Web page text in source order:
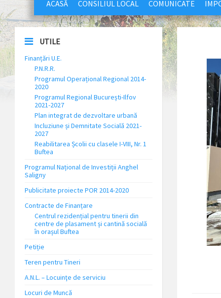
ACASĂ CONSILIUL LOCAL COMUNICATE
UTILE
Finanțări U.E.
P.N.R.R.
Programul Operațional Regional 2014-
2020
Programul Regional București-Ilfov
2021-2027
Plan integrat de dezvoltare urbană
Incluziune și Demnitate Socială 2021-
2027
Reabilitarea Școlii cu clasele I-VIII, Nr. 1
Buftea
Programul Național de Investiții Anghel
Saligny
Publicitate proiecte POR 2014-2020
Contracte de Finanțare
Centrul rezidențial pentru tinerii din
centre de plasament și cantină socială
în orașul Buftea
Petiție
Teren pentru Tineri
A.N.L. – Locuinţe de serviciu
Locuri de Muncă